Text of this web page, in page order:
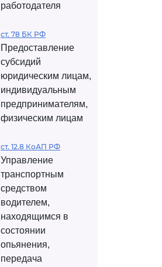
работодателя
ст. 78 БК РФ
Предоставление
субсидий
юридическим лицам,
индивидуальным
предпринимателям,
физическим лицам
ст. 12.8 КоАП РФ
Управление
транспортным
средством
водителем,
находящимся в
состоянии
опьянения,
передача